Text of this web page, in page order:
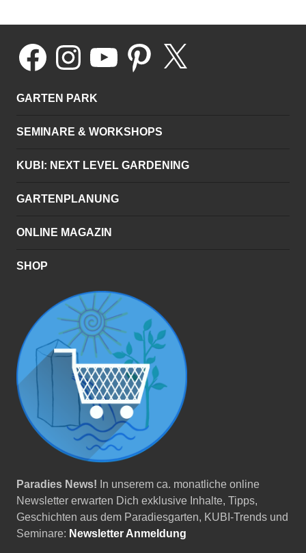
FacebookInstagramYouTubePinterestX
GARTEN PARK
SEMINARE & WORKSHOPS
KUBI: NEXT LEVEL GARDENING
GARTENPLANUNG
ONLINE MAGAZIN
SHOP
Paradies News! In unserem ca. monatliche online
Newsletter erwarten Dich exklusive Inhalte, Tipps,
Geschichten aus dem Paradiesgarten, KUBI-Trends und
Seminare: Newsletter Anmeldung